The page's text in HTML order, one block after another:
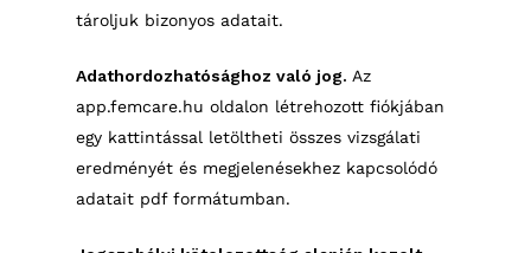
tároljuk bizonyos adatait.
Adathordozhatósághoz való jog. Az
app.femcare.hu oldalon létrehozott fiókjában
egy kattintással letöltheti összes vizsgálati
eredményét és megjelenésekhez kapcsolódó
adatait pdf formátumban.